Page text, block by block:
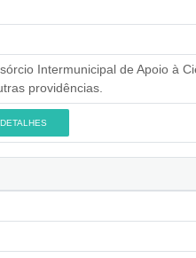
Intermunicipal de Apoio à
providências.